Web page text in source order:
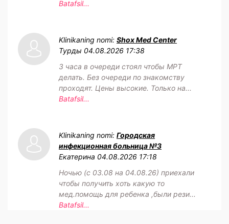
Batafsil...
Klinikaning nomi: Shox Med Center
Турды 04.08.2026 17:38
3 часа в очереди стоял чтобы МРТ
делать. Без очереди по знакомству
проходят. Цены высокие. Только на...
Batafsil...
Klinikaning nomi: Городская
инфекционная больница №3
Екатерина 04.08.2026 17:18
Ночью (с 03.08 на 04.08.26) приехали
чтобы получить хоть какую то
мед.помощь для ребенка ,были рези...
Batafsil...